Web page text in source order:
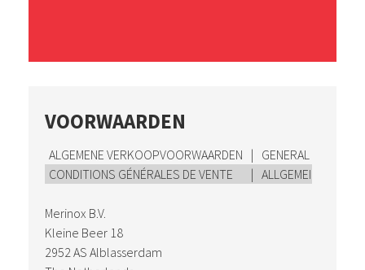
VOORWAARDEN
ALGEMENE VERKOOPVOORWAARDEN | GENERAL TERMS
CONDITIONS GÉNÉRALES DE VENTE
| ALLGEMEINE
Merinox B.V.
Kleine Beer 18
2952 AS Alblasserdam